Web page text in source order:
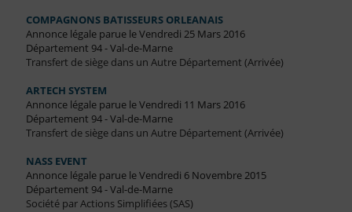
COMPAGNONS BATISSEURS ORLEANAIS
Annonce légale parue le Vendredi 25 Mars 2016
Département 94 - Val-de-Marne
Transfert de siège dans un Autre Département (Arrivée)
ARTECH SYSTEM
Annonce légale parue le Vendredi 11 Mars 2016
Département 94 - Val-de-Marne
Transfert de siège dans un Autre Département (Arrivée)
NASS EVENT
Annonce légale parue le Vendredi 6 Novembre 2015
Département 94 - Val-de-Marne
Société par Actions Simplifiées (SAS)